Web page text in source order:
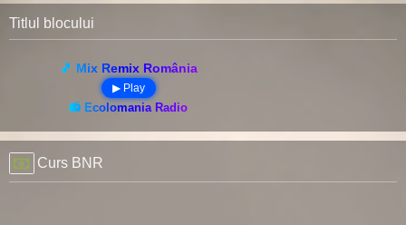
Titlul blocului
🎵 Mix Remix România
▶ Play
📻 Ecolomania Radio
Curs BNR